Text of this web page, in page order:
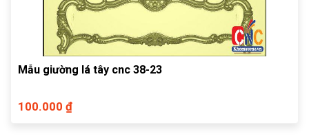
Mẫu giường lá tây cnc 38-23
100.000 ₫